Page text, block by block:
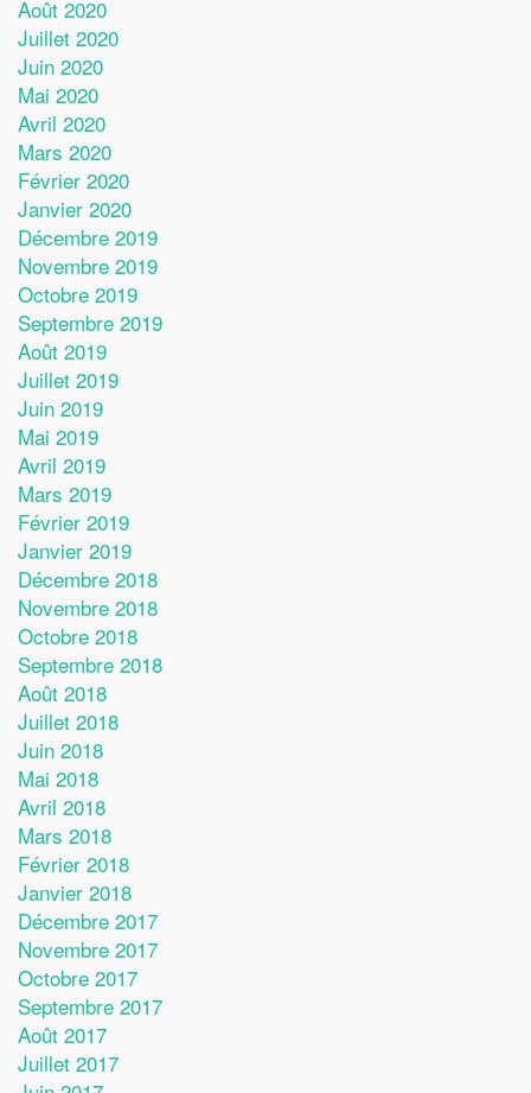
Août 2020
Juillet 2020
Juin 2020
Mai 2020
Avril 2020
Mars 2020
Février 2020
Janvier 2020
Décembre 2019
Novembre 2019
Octobre 2019
Septembre 2019
Août 2019
Juillet 2019
Juin 2019
Mai 2019
Avril 2019
Mars 2019
Février 2019
Janvier 2019
Décembre 2018
Novembre 2018
Octobre 2018
Septembre 2018
Août 2018
Juillet 2018
Juin 2018
Mai 2018
Avril 2018
Mars 2018
Février 2018
Janvier 2018
Décembre 2017
Novembre 2017
Octobre 2017
Septembre 2017
Août 2017
Juillet 2017